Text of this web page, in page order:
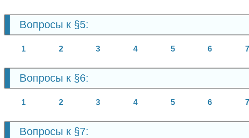
Вопросы к §5:
1 2 3 4 5 6 7
Вопросы к §6:
1 2 3 4 5 6 7
Вопросы к §7: